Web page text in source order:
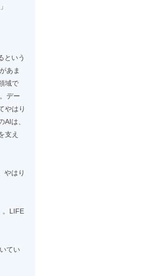
という
あま
域で
デー
やはり
は、
支え
やはり
。LIFE
てい